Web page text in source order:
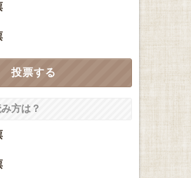
方は？